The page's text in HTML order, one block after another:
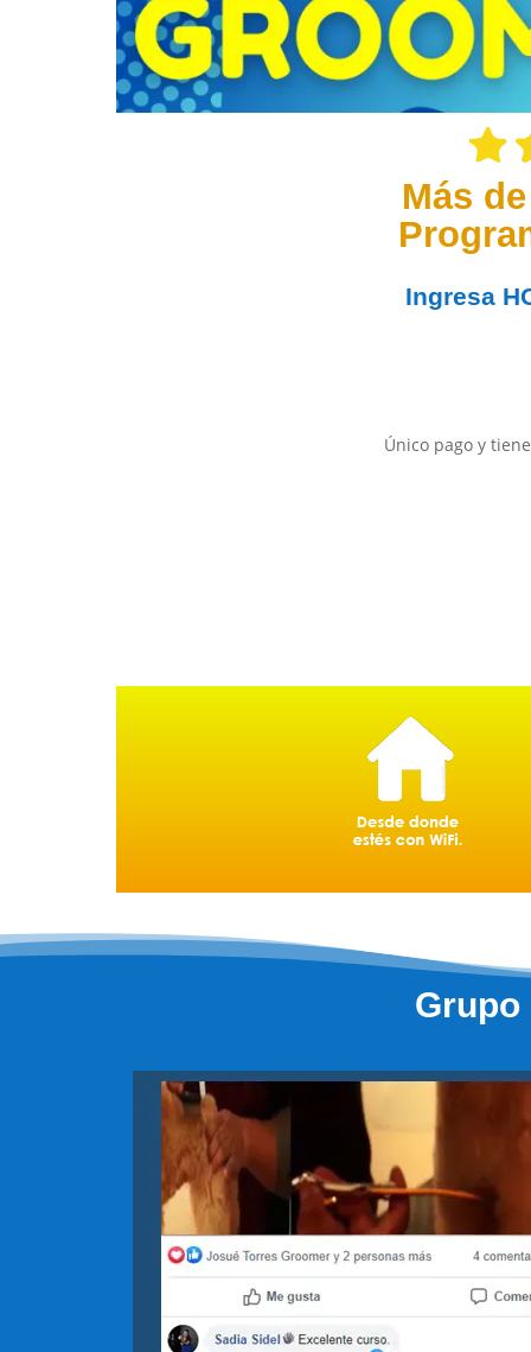
Más
Ingresa
Único pago y
Grupo